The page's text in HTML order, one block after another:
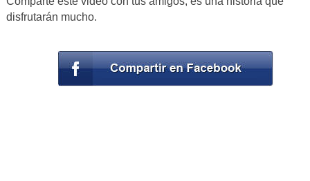
disfrutarán mucho.